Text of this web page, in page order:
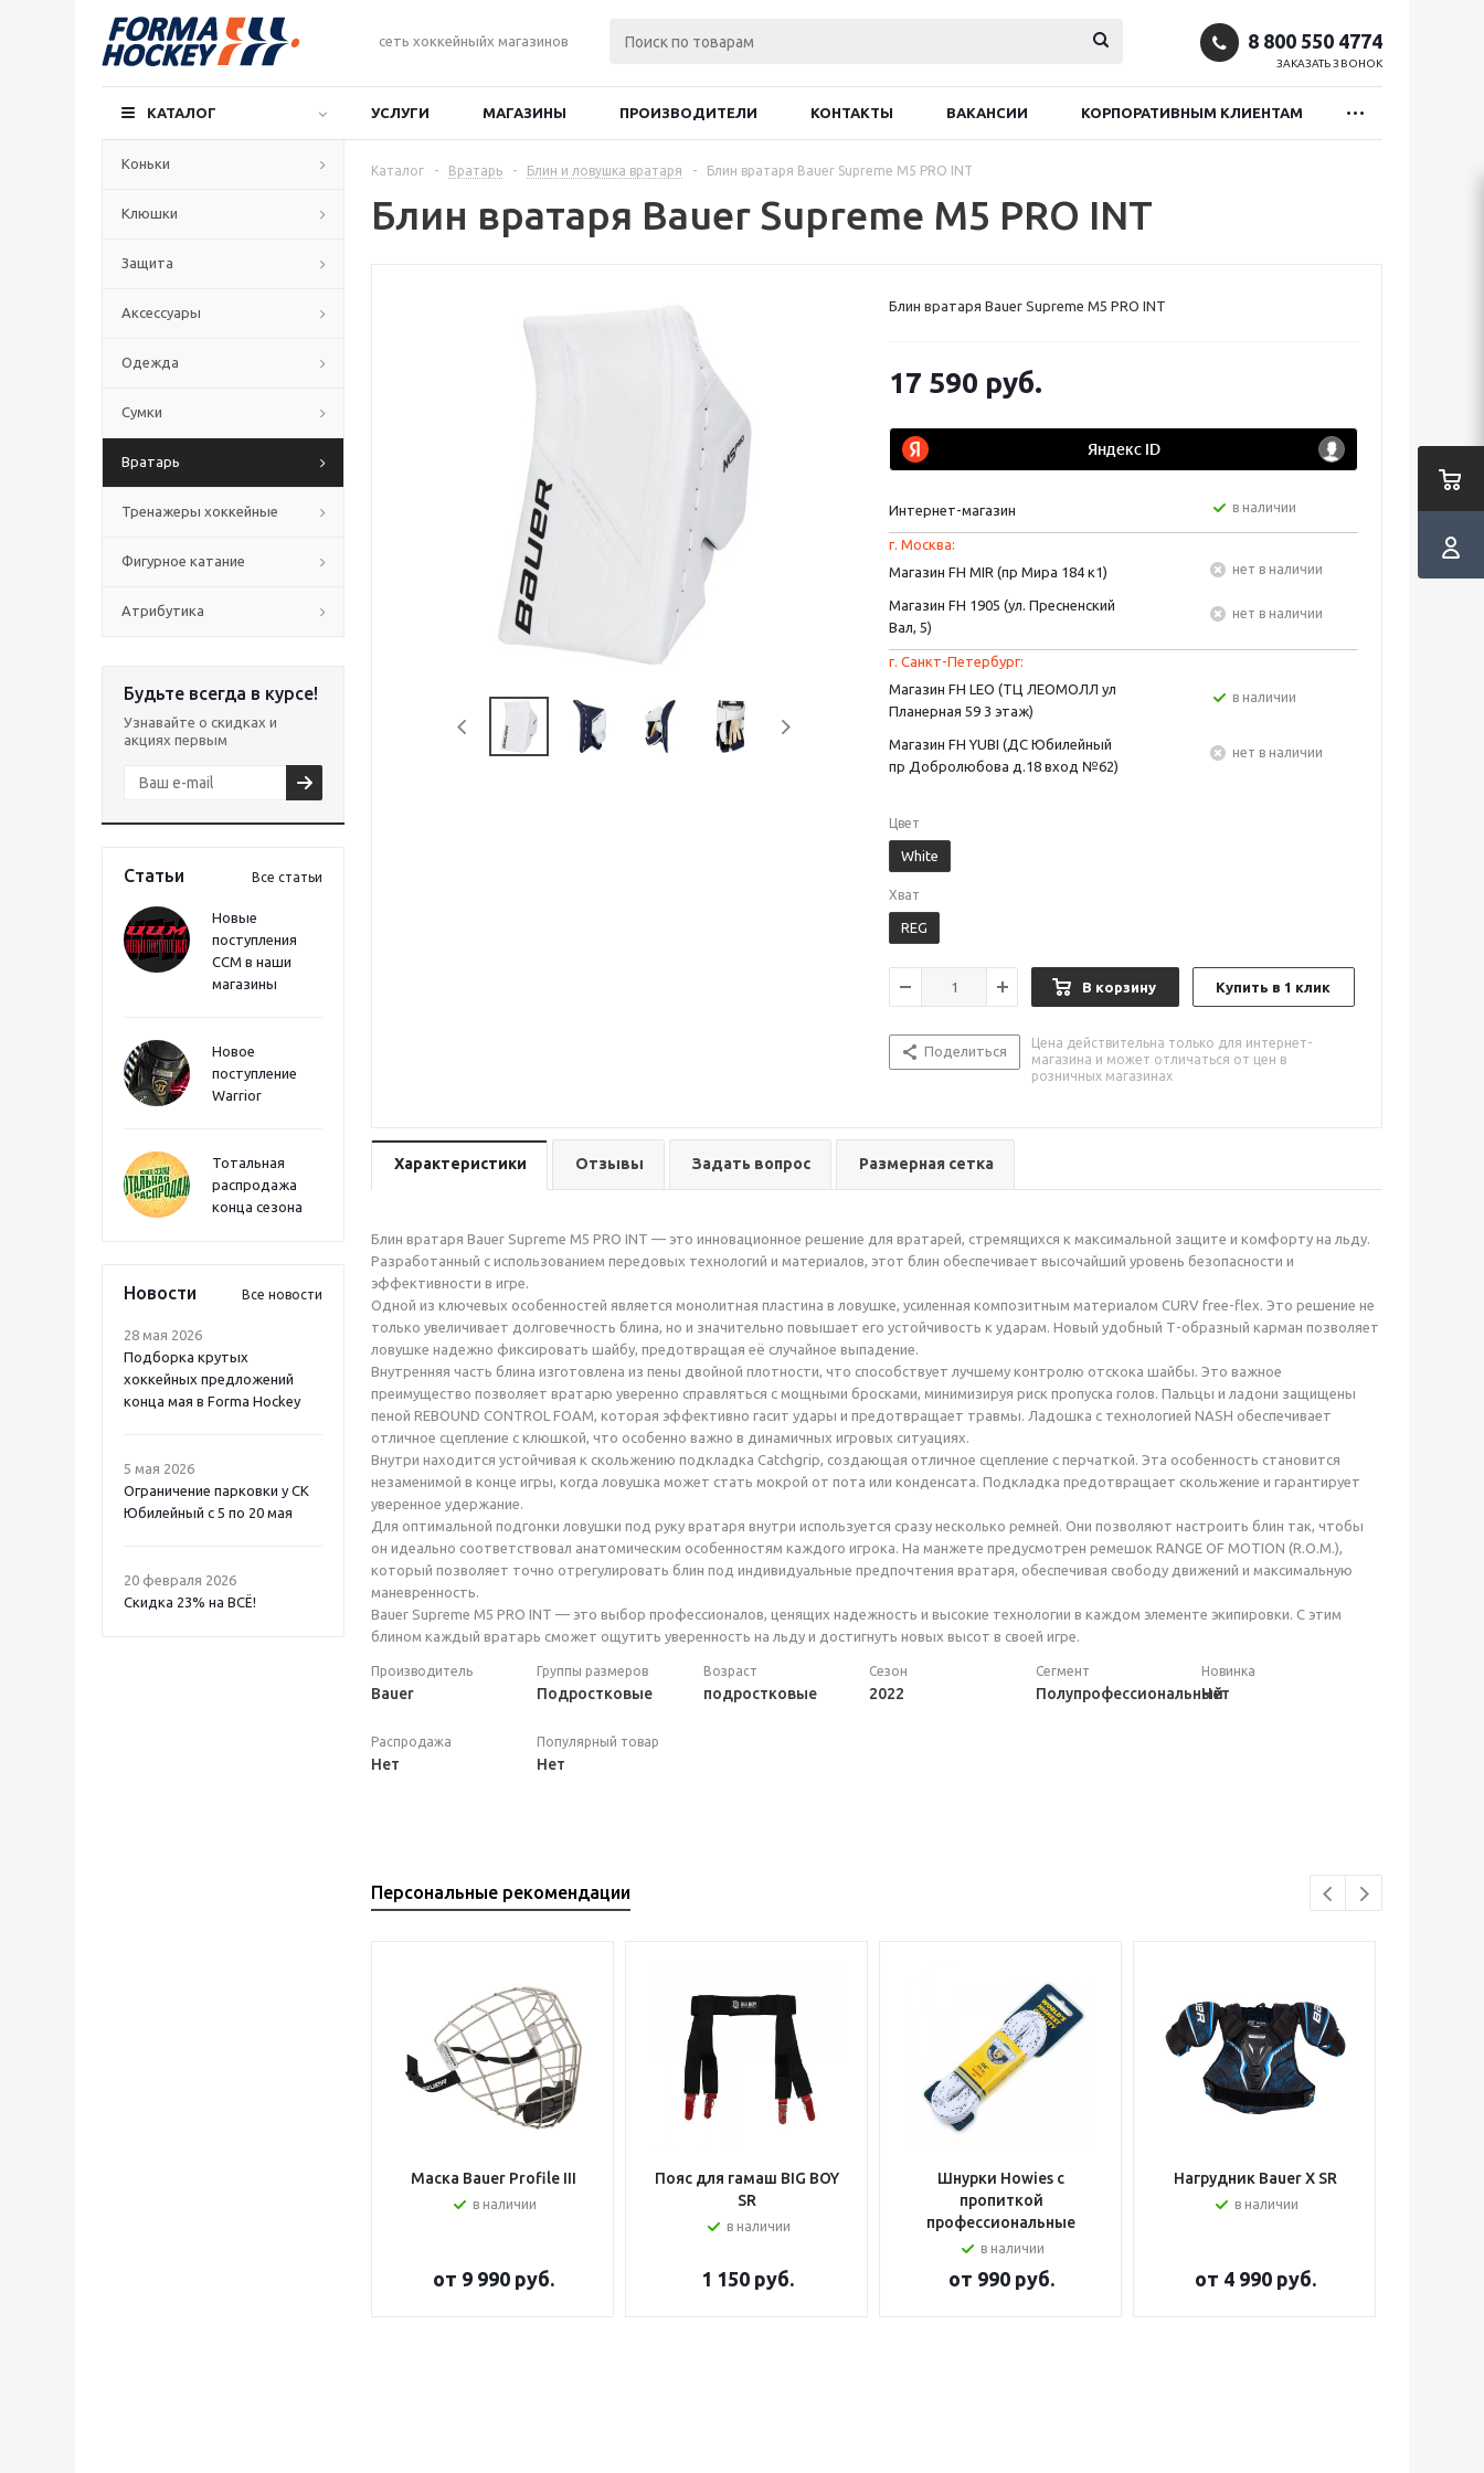
сеть хоккейныйх магазинов 8 800 550 4774
ЗАКАЗАТЬ ЗВОНОК
КАТАЛОГ УСЛУГИ МАГАЗИНЫ ПРОИЗВОДИТЕЛИ КОНТАКТЫ ВАКАНСИИ КОРПОРАТИВНЫМ КЛИЕНТАМ
Коньки
Клюшки
Защита
Аксессуары
Одежда
Сумки
Вратарь
Тренажеры хоккейные
Фигурное катание
Атрибутика
Будьте всегда в курсе!
Узнавайте о скидках и
акциях первым
Статьи Все статьи
Новые
поступления
CCM в наши
магазины
Новое
поступление
Warrior
Тотальная
распродажа
конца сезона
Новости Все новости
28 мая 2026
Подборка крутых
хоккейных предложений
конца мая в Forma Hockey
5 мая 2026
Ограничение парковки у СК
Юбилейный с 5 по 20 мая
20 февраля 2026
Скидка 23% на ВСË!
Каталог - Вратарь - Блин и ловушка вратаря - Блин вратаря Bauer Supreme M5 PRO INT
Блин вратаря Bauer Supreme M5 PRO INT
Блин вратаря Bauer Supreme M5 PRO INT
17 590 руб.
Интернет-магазин в наличии
г. Москва:
Магазин FH MIR (пр Мира 184 к1)
Нет в наличии
Магазин FH 1905 (ул. Пресненский
Вал, 5)
Нет в наличии
г. Санкт-Петербург:
Магазин FH LEO (ТЦ ЛЕОМОЛЛ ул
Планерная 59 3 этаж)
в наличии
Магазин FH YUBI (ДС Юбилейный
пр Добролюбова д.18 вход №62)
Нет в наличии
Цвет
White
Хват
REG
В корзину Купить в 1 клик
Поделиться
Цена действительна только для интернет-
магазина и может отличаться от цен в
розничных магазинах
Характеристики Отзывы Задать вопрос Размерная сетка
Блин вратаря Bauer Supreme M5 PRO INT — это инновационное решение для вратарей, стремящихся к максимальной защите и комфорту на льду.
Разработанный с использованием передовых технологий и материалов, этот блин обеспечивает высочайший уровень безопасности и
эффективности в игре.
Одной из ключевых особенностей является монолитная пластина в ловушке, усиленная композитным материалом CURV free-flex. Это решение не
только увеличивает долговечность блина, но и значительно повышает его устойчивость к ударам. Новый удобный Т-образный карман позволяет
ловушке надежно фиксировать шайбу, предотвращая её случайное выпадение.
Внутренняя часть блина изготовлена из пены двойной плотности, что способствует лучшему контролю отскока шайбы. Это важное
преимущество позволяет вратарю уверенно справляться с мощными бросками, минимизируя риск пропуска голов. Пальцы и ладони защищены
пеной REBOUND CONTROL FOAM, которая эффективно гасит удары и предотвращает травмы. Ладошка с технологией NASH обеспечивает
отличное сцепление с клюшкой, что особенно важно в динамичных игровых ситуациях.
Внутри находится устойчивая к скольжению подкладка Catchgrip, создающая отличное сцепление с перчаткой. Эта особенность становится
незаменимой в конце игры, когда ловушка может стать мокрой от пота или конденсата. Подкладка предотвращает скольжение и гарантирует
уверенное удержание.
Для оптимальной подгонки ловушки под руку вратаря внутри используется сразу несколько ремней. Они позволяют настроить блин так, чтобы
он идеально соответствовал анатомическим особенностям каждого игрока. На манжете предусмотрен ремешок RANGE OF MOTION (R.O.M.),
который позволяет точно отрегулировать блин под индивидуальные предпочтения вратаря, обеспечивая свободу движений и максимальную
маневренность.
Bauer Supreme M5 PRO INT — это выбор профессионалов, ценящих надежность и высокие технологии в каждом элементе экипировки. С этим
блином каждый вратарь сможет ощутить уверенность на льду и достигнуть новых высот в своей игре.
Производитель
Bauer
Группы размеров
Подростковые
Возраст
подростковые
Сезон
2022
Сегмент
Полупрофессиональный
Новинка
Нет
Распродажа
Нет
Популярный товар
Нет
Персональные рекомендации
Маска Bauer Profile III
в наличии
от 9 990 руб.
Пояс для гамаш BIG BOY
SR
в наличии
1 150руб.
Шнурки Howies с
пропиткой
профессиональные
в наличии
от 990 руб.
Нагрудник Bauer X SR
в наличии
от 4 990 руб.